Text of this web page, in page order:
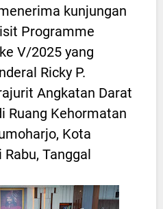
kunjungan
Programme
V/2025 yang
Ricky P.
Angkatan Darat
Ruang Kehormatan
Kota
Tanggal